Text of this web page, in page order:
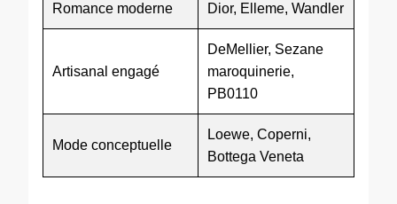
Romance moderne Dior, Elleme, Wandler
Artisanal engagé
DeMellier, Sezane
maroquinerie,
PB0110
Mode conceptuelle
Loewe, Coperni,
Bottega Veneta